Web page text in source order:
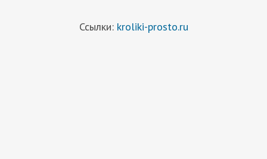
Ссылки: kroliki-prosto.ru